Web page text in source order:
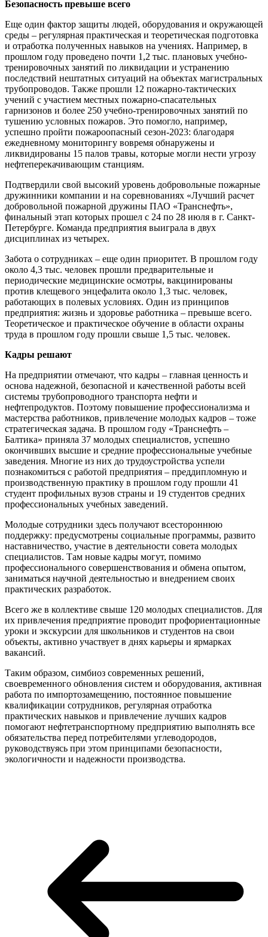
Безопасность превыше всего
Еще один фактор защиты людей, оборудования и окружающей
среды – регулярная практическая и теоретическая подготовка
и отработка полученных навыков на учениях. Например, в
прошлом году проведено почти 1,2 тыс. плановых учебно-
тренировочных занятий по ликвидации и устранению
последствий нештатных ситуаций на объектах магистральных
трубопроводов. Также прошли 12 пожарно-тактических
учений с участием местных пожарно-спасательных
гарнизонов и более 250 учебно-тренировочных занятий по
тушению условных пожаров. Это помогло, например,
успешно пройти пожароопасный сезон-2023: благодаря
ежедневному мониторингу вовремя обнаружены и
ликвидированы 15 палов травы, которые могли нести угрозу
нефтеперекачивающим станциям.
Подтвердили свой высокий уровень добровольные пожарные
дружинники компании и на соревнованиях «Лучший расчет
добровольной пожарной дружины ПАО «Транснефть»,
финальный этап которых прошел с 24 по 28 июля в г. Санкт-
Петербурге. Команда предприятия выиграла в двух
дисциплинах из четырех.
Забота о сотрудниках – еще один приоритет. В прошлом году
около 4,3 тыс. человек прошли предварительные и
периодические медицинские осмотры, вакцинированы
против клещевого энцефалита около 1,3 тыс. человек,
работающих в полевых условиях. Один из принципов
предприятия: жизнь и здоровье работника – превыше всего.
Теоретическое и практическое обучение в области охраны
труда в прошлом году прошли свыше 1,5 тыс. человек.
Кадры решают
На предприятии отмечают, что кадры – главная ценность и
основа надежной, безопасной и качественной работы всей
системы трубопроводного транспорта нефти и
нефтепродуктов. Поэтому повышение профессионализма и
мастерства работников, привлечение молодых кадров – тоже
стратегическая задача. В прошлом году «Транснефть –
Балтика» приняла 37 молодых специалистов, успешно
окончивших высшие и средние профессиональные учебные
заведения. Многие из них до трудоустройства успели
познакомиться с работой предприятия – преддипломную и
производственную практику в прошлом году прошли 41
студент профильных вузов страны и 19 студентов средних
профессиональных учебных заведений.
Молодые сотрудники здесь получают всестороннюю
поддержку: предусмотрены социальные программы, развито
наставничество, участие в деятельности совета молодых
специалистов. Там новые кадры могут, помимо
профессионального совершенствования и обмена опытом,
заниматься научной деятельностью и внедрением своих
практических разработок.
Всего же в коллективе свыше 120 молодых специалистов. Для
их привлечения предприятие проводит профориентационные
уроки и экскурсии для школьников и студентов на свои
объекты, активно участвует в днях карьеры и ярмарках
вакансий.
Таким образом, симбиоз современных решений,
своевременного обновления систем и оборудования, активная
работа по импортозамещению, постоянное повышение
квалификации сотрудников, регулярная отработка
практических навыков и привлечение лучших кадров
помогают нефтетранспортному предприятию выполнять все
обязательства перед потребителями углеводородов,
руководствуясь при этом принципами безопасности,
экологичности и надежности производства.